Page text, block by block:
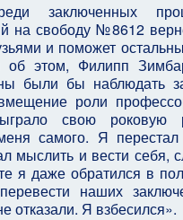
заключенных
на свободу №8612
и поможет
об этом, Филипп
были бы наблюдать
роли
свою роковую
самого. Я перестал
мыслить и вести себя,
я даже обратился в
наших
отказали. Я взбесился».